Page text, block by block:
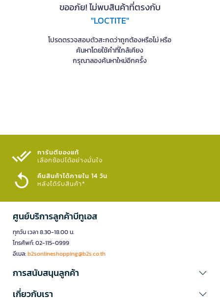
ขออภัย! ไม่พบสินค้าที่ตรงกับ
"LOCTITE"
โปรดตรวจสอบตัวสะกดว่าถูกต้องหรือไม่ หรือ
ค้นหาโดยใช้คำที่ใกล้เคียง
กรุณาลองค้นหาใหม่อีกครั้ง
การันตีของแท้
เลือกช้อปได้อย่างมั่นใจ​
คืนสินค้าได้ภายใน 14 วัน
หลังได้รับสินค้า*
ศูนย์บริการลูกค้าบีทูเอส
ทุกวัน เวลา 8.30-18.00 น.
โทรศัพท์: 02-115-0999
อีเมล:b2sonlineshopping@b2s.co.th
การสนับสนุนลูกค้า
เกี่ยวกับเรา